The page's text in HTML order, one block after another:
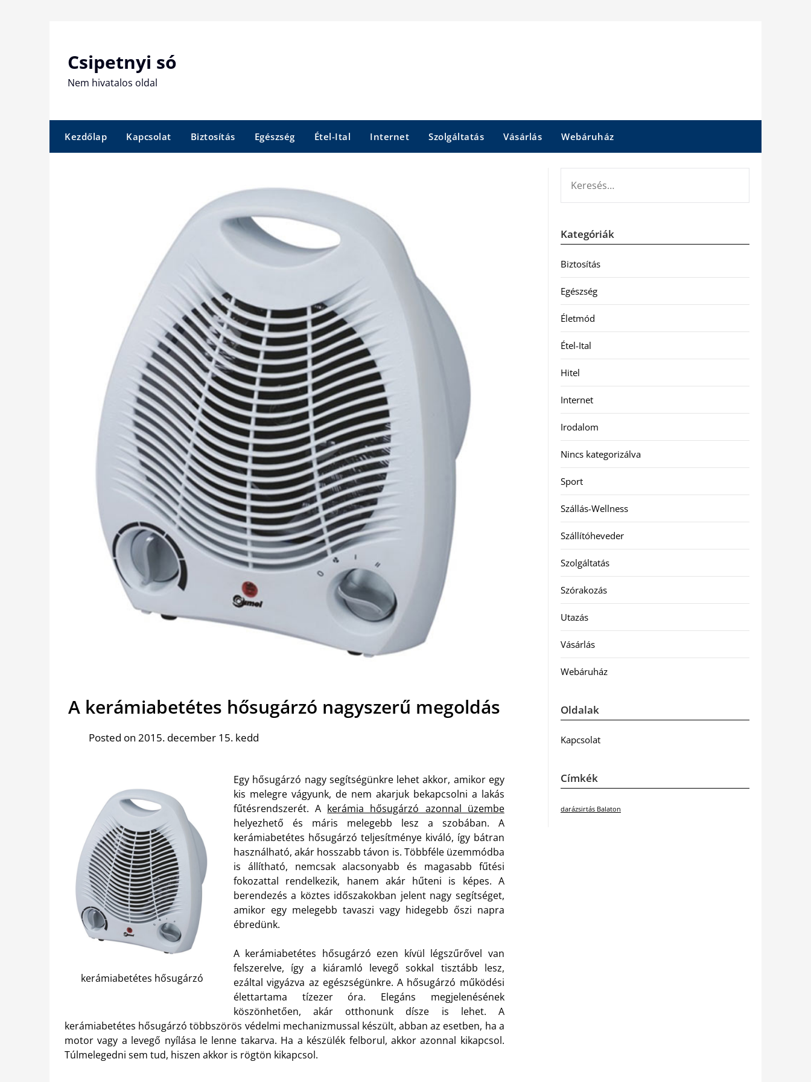
Csipetnyi só
Nem hivatalos oldal
Kezdőlap Kapcsolat Biztosítás Egészség Étel-Ital Internet Szolgáltatás Vásárlás Webáruház
A kerámiabetétes hősugárzó nagyszerű megoldás
Posted on 2015. december 15. kedd
kerámiabetétes hősugárzó
Egy hősugárzó nagy segítségünkre lehet akkor, amikor egy
kis melegre vágyunk, de nem akarjuk bekapcsolni a lakás
fűtésrendszerét. A kerámia hősugárzó azonnal üzembe
helyezhető és máris melegebb lesz a szobában. A
kerámiabetétes hősugárzó teljesítménye kiváló, így bátran
használható, akár hosszabb távon is. Többféle üzemmódba
is állítható, nemcsak alacsonyabb és magasabb fűtési
fokozattal rendelkezik, hanem akár hűteni is képes. A
berendezés a köztes időszakokban jelent nagy segítséget,
amikor egy melegebb tavaszi vagy hidegebb őszi napra
ébredünk.
A kerámiabetétes hősugárzó ezen kívül légszűrővel van
felszerelve, így a kiáramló levegő sokkal tisztább lesz,
ezáltal vigyázva az egészségünkre. A hősugárzó működési
élettartama tízezer óra. Elegáns megjelenésének
köszönhetően, akár otthonunk dísze is lehet. A
kerámiabetétes hősugárzó többszörös védelmi mechanizmussal készült, abban az esetben, ha a
motor vagy a levegő nyílása le lenne takarva. Ha a készülék felborul, akkor azonnal kikapcsol.
Túlmelegedni sem tud, hiszen akkor is rögtön kikapcsol.
Kategóriák
Biztosítás
Egészség
Életmód
Étel-Ital
Hitel
Internet
Irodalom
Nincs kategorizálva
Sport
Szállás-Wellness
Szállítóheveder
Szolgáltatás
Szórakozás
Utazás
Vásárlás
Webáruház
Oldalak
Kapcsolat
Címkék
darázsirtás Balaton